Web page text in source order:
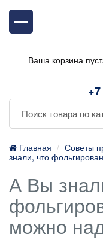
Ваша корзина
Главная Советы
знали, что
А Вы
можно